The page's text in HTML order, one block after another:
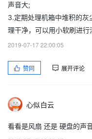
声音大;
3.定期处理机箱中堆积的
理干净，可以用小软刷进行
2019-07-17 22:00:05
赞同 展开评论
心似白云
看看是风扇 还是 硬盘的声